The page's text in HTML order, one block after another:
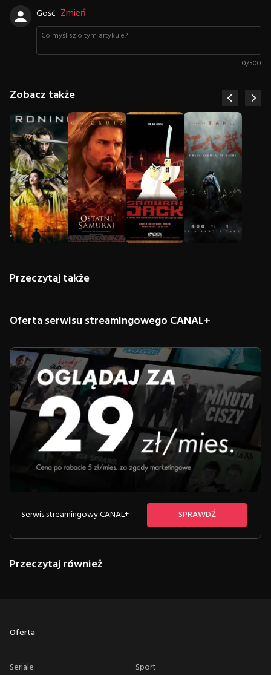
Gość Zmień
0/500
Zobacz także
Przeczytaj także
Oferta serwisu streamingowego CANAL+
Serwis streamingowy CANAL+ SPRAWDŹ
Przeczytaj również
Oferta
Seriale
Sport